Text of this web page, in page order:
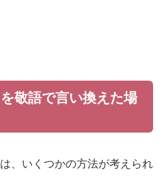
敬語で言い換えた場
、いくつかの方法が考えられ